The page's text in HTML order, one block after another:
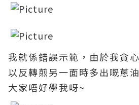
我就係錯誤示範 ， 由於我貪心
以反轉煎另一面時多出嘅蔥
大家唔好學我呀~